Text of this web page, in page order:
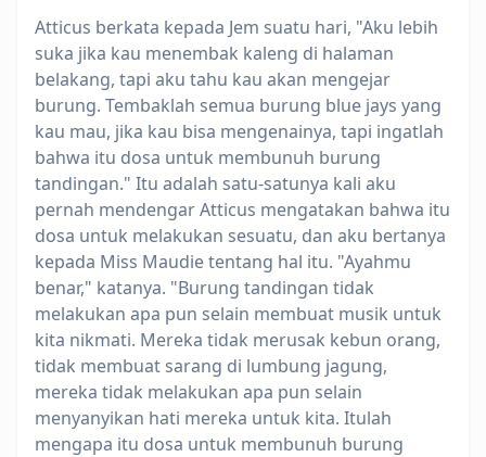
Atticus berkata kepada Jem suatu hari, "Aku lebih
suka jika kau menembak kaleng di halaman
belakang, tapi aku tahu kau akan mengejar
burung. Tembaklah semua burung blue jays yang
kau mau, jika kau bisa mengenainya, tapi ingatlah
bahwa itu dosa untuk membunuh burung
tandingan." Itu adalah satu-satunya kali aku
pernah mendengar Atticus mengatakan bahwa itu
dosa untuk melakukan sesuatu, dan aku bertanya
kepada Miss Maudie tentang hal itu. "Ayahmu
benar," katanya. "Burung tandingan tidak
melakukan apa pun selain membuat musik untuk
kita nikmati. Mereka tidak merusak kebun orang,
tidak membuat sarang di lumbung jagung,
mereka tidak melakukan apa pun selain
menyanyikan hati mereka untuk kita. Itulah
mengapa itu dosa untuk membunuh burung